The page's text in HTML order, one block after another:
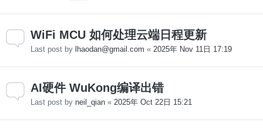
WiFi MCU 如何处理云端日程更新
Last post by lhaodan@gmail.com « 2025年 Nov 11日 17:19
AI硬件 WuKong编译出错
Last post by neil_qian « 2025年 Oct 22日 15:21